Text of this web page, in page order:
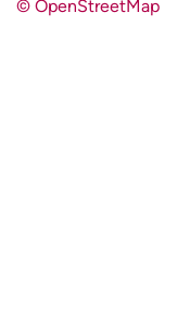
© OpenStreetMap